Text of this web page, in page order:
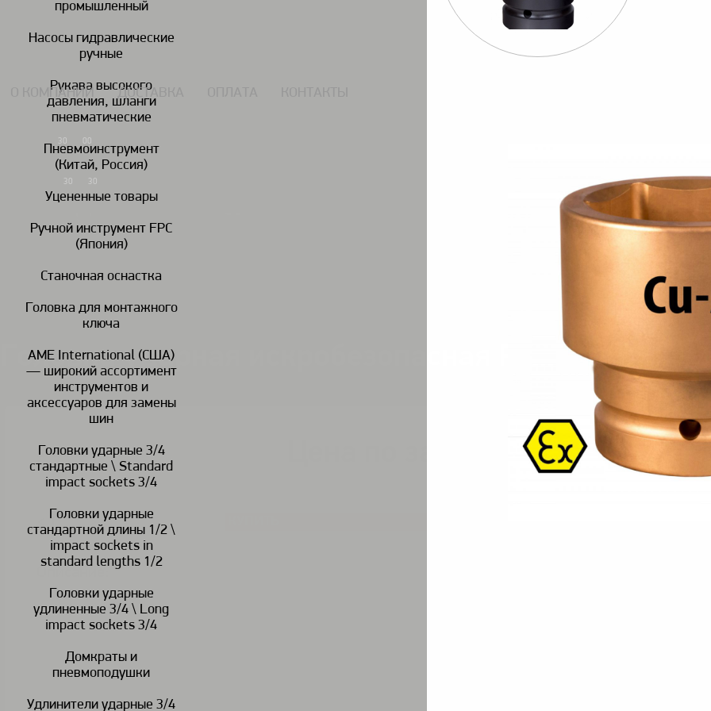
117434, г. Москва, Дмитровское шоссе 13, пом. 7 ЖК Дыхание.
промышленный
Насосы гидравлические
ручные
Рукава высокого
давления, шланги
пневматические
Пневмоинструмент
(Китай, Россия)
Уцененные товары
Ручной инструмент FPC
(Япония)
Станочная оснастка
Головка для монтажного
ключа
AME International (США)
— широкий ассортимент
инструментов и
аксессуаров для замены
шин
Головки ударные 3/4
стандартные \ Standard
impact sockets 3/4
Головки ударные
стандартной длины 1/2 \
impact sockets in
standard lengths 1/2
Головки ударные
удлиненные 3/4 \ Long
impact sockets 3/4
Домкраты и
пневмоподушки
Удлинители ударные 3/4
(495) 924-55-33
Пн-Чт: 0930-18 00
(495) 924-55-30
30 30
Гайковереты
пневматические
пневматические
Головки ударные искробезопасные Головка ударная
Головка ударная искробезопасная PNG-108-
В наличии
>
О КОМПАНИИ ДОСТАВКА